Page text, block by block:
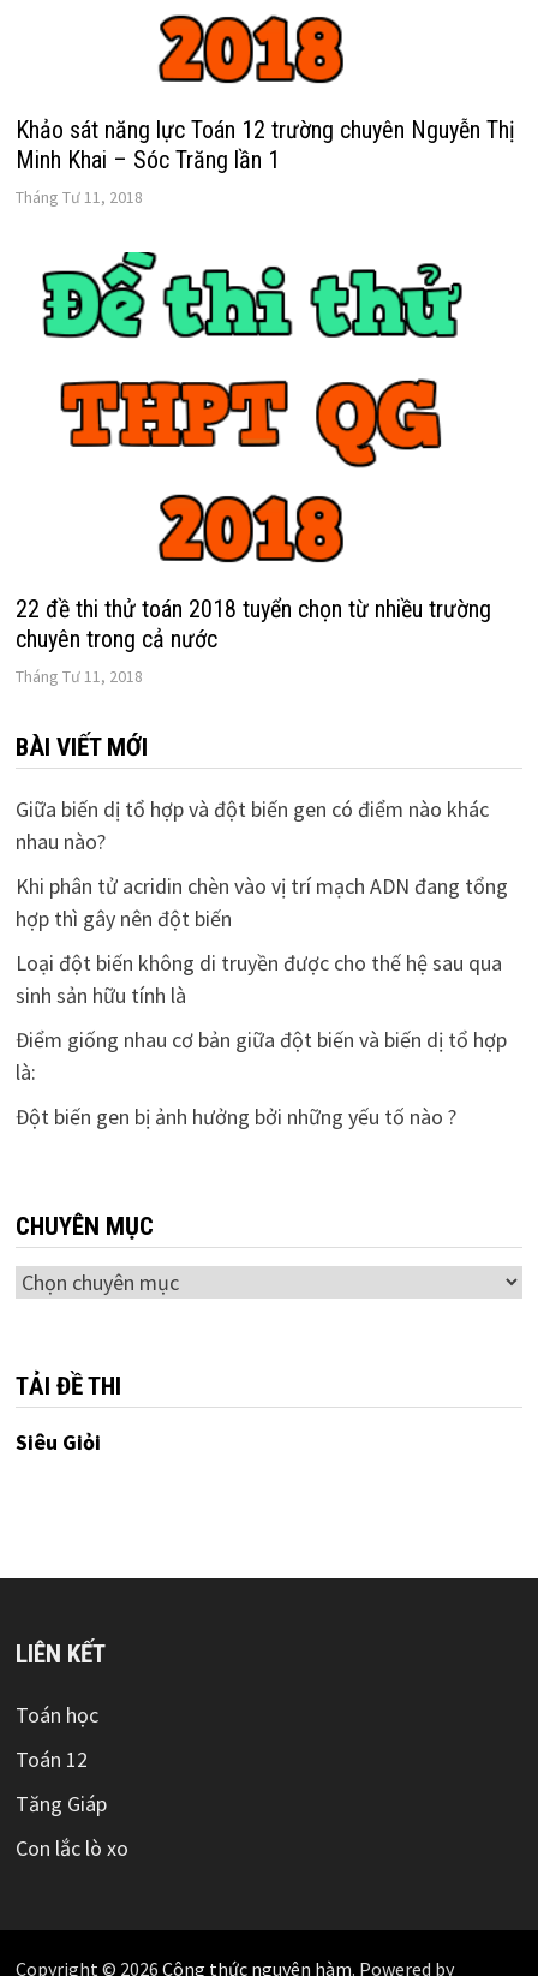
Khảo sát năng lực Toán 12 trường chuyên Nguyễn Thị
Minh Khai – Sóc Trăng lần 1
Tháng Tư 11, 2018
22 đề thi thử toán 2018 tuyển chọn từ nhiều trường
chuyên trong cả nước
Tháng Tư 11, 2018
BÀI VIẾT MỚI
Giữa biến dị tổ hợp và đột biến gen có điểm nào khác
nhau nào?
Khi phân tử acridin chèn vào vị trí mạch ADN đang tổng
hợp thì gây nên đột biến
Loại đột biến không di truyền được cho thế hệ sau qua
sinh sản hữu tính là
Điểm giống nhau cơ bản giữa đột biến và biến dị tổ hợp
là:
Đột biến gen bị ảnh hưởng bởi những yếu tố nào ?
CHUYÊN MỤC
Chuyên
TẢI ĐỀ THI
Siêu Giỏi
LIÊN KẾT
Toán học
Toán 12
Tăng Giáp
Con lắc lò xo
Copyright © 2026 Công thức nguyên hàm. Powered by